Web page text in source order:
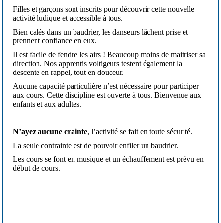
Filles et garçons sont inscrits pour découvrir cette nouvelle
activité ludique et accessible à tous.
Bien calés dans un baudrier, les danseurs lâchent prise et
prennent confiance en eux.
Il est facile de fendre les airs ! Beaucoup moins de maitriser sa
direction. Nos apprentis voltigeurs testent également la
descente en rappel, tout en douceur.
Aucune capacité particulière n’est nécessaire pour participer
aux cours. Cette discipline est ouverte à tous. Bienvenue aux
enfants et aux adultes.
N’ayez aucune crainte, l’activité se fait en toute sécurité.
La seule contrainte est de pouvoir enfiler un baudrier.
Les cours se font en musique et un échauffement est prévu en
début de cours.